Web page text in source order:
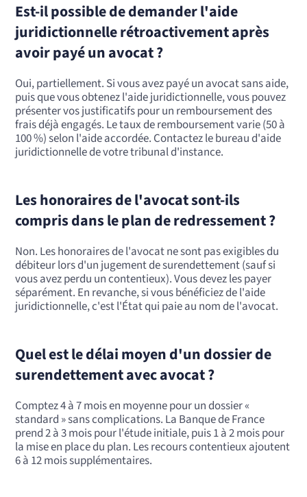
Est-il possible de demander l'aide
juridictionnelle rétroactivement après
avoir payé un avocat ?
Oui, partiellement. Si vous avez payé un avocat sans aide,
puis que vous obtenez l'aide juridictionnelle, vous pouvez
présenter vos justificatifs pour un remboursement des
frais déjà engagés. Le taux de remboursement varie (50 à
100 %) selon l'aide accordée. Contactez le bureau d'aide
juridictionnelle de votre tribunal d'instance.
Les honoraires de l'avocat sont-ils
compris dans le plan de redressement ?
Non. Les honoraires de l'avocat ne sont pas exigibles du
débiteur lors d'un jugement de surendettement (sauf si
vous avez perdu un contentieux). Vous devez les payer
séparément. En revanche, si vous bénéficiez de l'aide
juridictionnelle, c'est l'État qui paie au nom de l'avocat.
Quel est le délai moyen d'un dossier de
surendettement avec avocat ?
Comptez 4 à 7 mois en moyenne pour un dossier «
standard » sans complications. La Banque de France
prend 2 à 3 mois pour l'étude initiale, puis 1 à 2 mois pour
la mise en place du plan. Les recours contentieux ajoutent
6 à 12 mois supplémentaires.